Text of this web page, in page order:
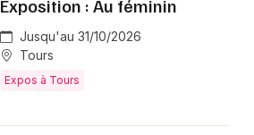
Exposition : Au féminin
Jusqu'au 31/10/2026
Tours
Expos à Tours